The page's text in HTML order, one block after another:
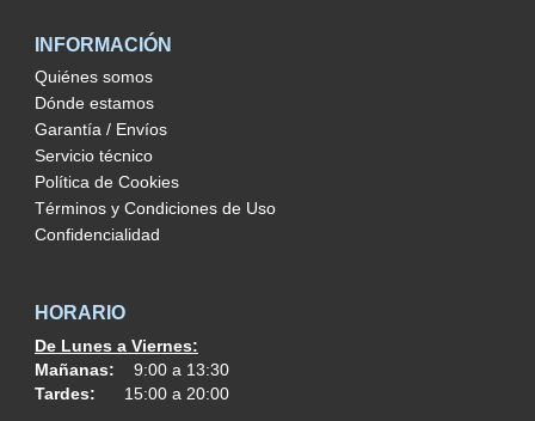
INFORMACIÓN
Quiénes somos
Dónde estamos
Garantía / Envíos
Servicio técnico
Política de Cookies
Términos y Condiciones de Uso
Confidencialidad
HORARIO
De Lunes a Viernes:
Mañanas:
9:00 a 13:30
Tardes: 15:00 a 20:00